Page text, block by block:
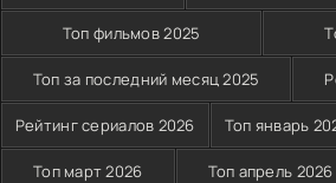
Топ фильмов 2025
Топ за последний месяц 2025
Рейтинг сериалов 2026 Топ январь
Топ март 2026 Топ апрель 2026